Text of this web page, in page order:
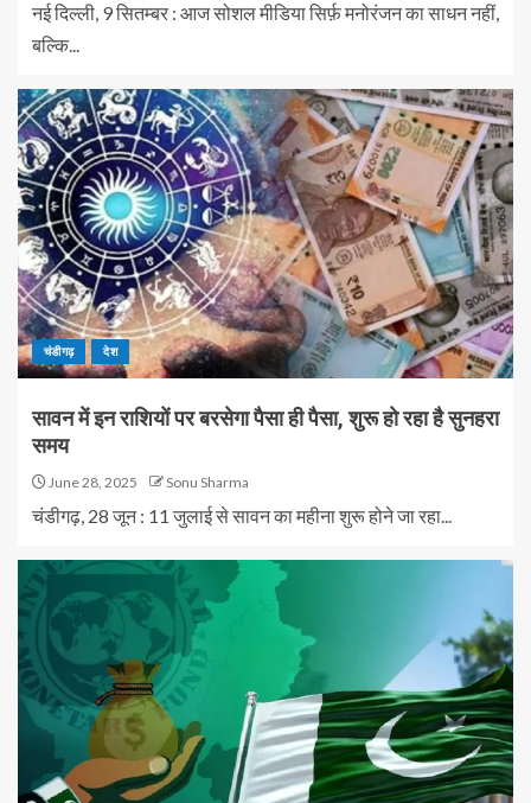
नई दिल्ली, 9 सितम्बर : आज सोशल मीडिया सिर्फ़ मनोरंजन का साधन नहीं,
बल्कि...
चंडीगढ़ देश
सावन में इन राशियों पर बरसेगा पैसा ही पैसा, शुरू हो रहा है सुनहरा
समय
June 28, 2025 Sonu Sharma
चंडीगढ़, 28 जून : 11 जुलाई से सावन का महीना शुरू होने जा रहा...